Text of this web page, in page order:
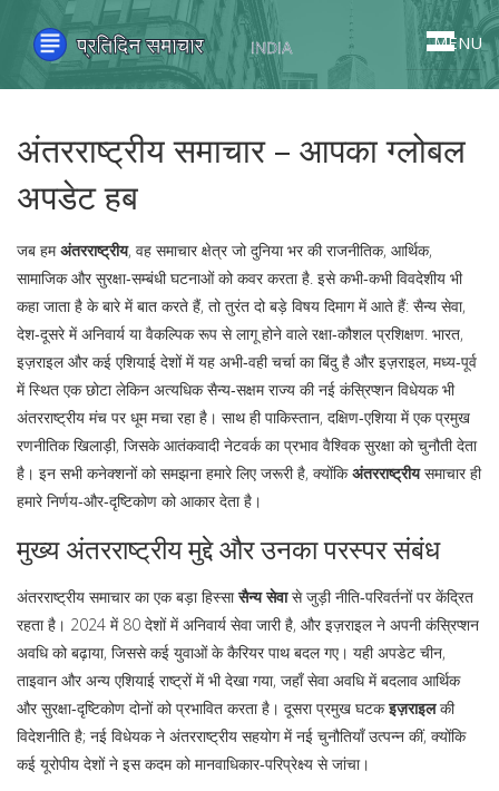
MENU
अंतरराष्ट्रीय समाचार – आपका ग्लोबल
अपडेट हब
जब हमअंतरराष्ट्रीय, वह समाचार क्षेत्र जो दुनिया भर की राजनीतिक, आर्थिक,
सामाजिक और सुरक्षा‑सम्बंधी घटनाओं को कवर करता है. इसे कभी‑कभीविवदेशीय भी
कहा जाता है के बारे में बात करते हैं, तो तुरंत दो बड़े विषय दिमाग में आते हैं: सैन्य सेवा,
देश‑दूसरे में अनिवार्य या वैकल्पिक रूप से लागू होने वाले रक्षा‑कौशल प्रशिक्षण. भारत,
इज़राइल और कई एशियाई देशों में यह अभी‑वही चर्चा का बिंदु है औरइज़राइल, मध्य‑पूर्व
में स्थित एक छोटा लेकिन अत्यधिक सैन्य‑सक्षम राज्य की नई कंस्रिप्शन विधेयक भी
अंतरराष्ट्रीय मंच पर धूम मचा रहा है। साथ हीपाकिस्तान, दक्षिण‑एशिया में एक प्रमुख
रणनीतिक खिलाड़ी, जिसके आतंकवादी नेटवर्क का प्रभाव वैश्विक सुरक्षा को चुनौती देता
है । इन सभी कनेक्शनों को समझना हमारे लिए जरूरी है, क्योंकिअंतरराष्ट्रीयसमाचार ही
हमारे निर्णय‑और‑दृष्टिकोण को आकार देता है।
मुख्य अंतरराष्ट्रीय मुद्दे और उनका परस्पर संबंध
अंतरराष्ट्रीय समाचार का एक बड़ा हिस्सासैन्य सेवासे जुड़ी नीति‑परिवर्तनों पर केंद्रित
रहता है। 2024 में 80 देशों में अनिवार्य सेवा जारी है, और इज़राइल ने अपनी कंस्रिप्शन
अवधि को बढ़ाया, जिससे कई युवाओं के कैरियर पाथ बदल गए। यही अपडेट चीन,
ताइवान और अन्य एशियाई राष्ट्रों में भी देखा गया, जहाँ सेवा अवधि में बदलाव आर्थिक
और सुरक्षा‑दृष्टिकोण दोनों को प्रभावित करता है। दूसरा प्रमुख घटकइज़राइलकी
विदेशनीति है; नई विधेयक ने अंतरराष्ट्रीय सहयोग में नई चुनौतियाँ उत्पन्न कीं, क्योंकि
कई यूरोपीय देशों ने इस कदम को मानवाधिकार‑परिप्रेक्ष्य से जांचा।